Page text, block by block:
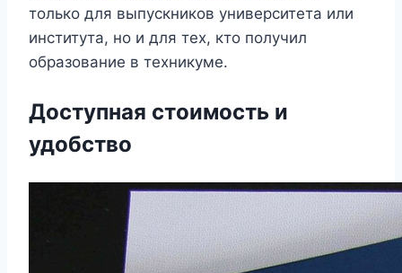
только для выпускников университета или
института, но и для тех, кто получил
образование в техникуме.
Доступная стоимость и
удобство